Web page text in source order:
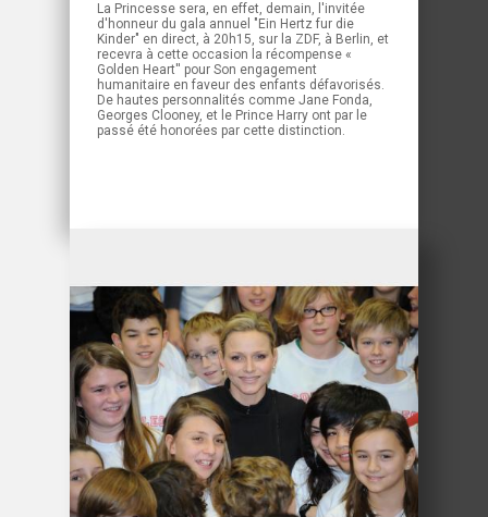
La Princesse sera, en effet, demain, l'invitée
d'honneur du gala annuel "Ein Hertz fur die
Kinder" en direct, à 20h15, sur la ZDF, à Berlin, et
recevra à cette occasion la récompense «
Golden Heart'' pour Son engagement
humanitaire en faveur des enfants défavorisés.
De hautes personnalités comme Jane Fonda,
Georges Clooney, et le Prince Harry ont par le
passé été honorées par cette distinction.